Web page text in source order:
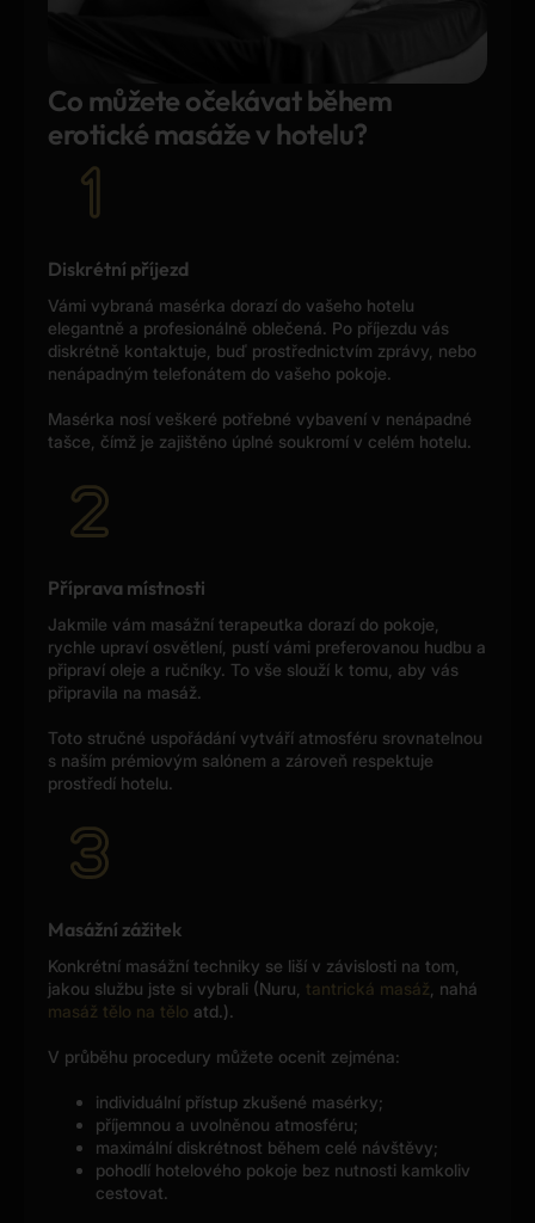
her to let her hair down, she
smiled… and then boom—she
released her beautiful hair. At that
Sonya genuinely takes care of you
and makes the experience feel
personal. I had to contact the salon
a few times to fit into her schedule,
but the entire staff and operator
responsive throughout.
fake bad reviews to harm each
other. Based on my experience, this
service was professional,
enjoyable, and worth it. Thank you
Co můžete očekávat během
erotické masáže v hotelu?
Diskrétní příjezd
Vámi vybraná masérka dorazí do vašeho hotelu
elegantně a profesionálně oblečená. Po příjezdu vás
diskrétně kontaktuje, buď prostřednictvím zprávy, nebo
nenápadným telefonátem do vašeho pokoje.
Masérka nosí veškeré potřebné vybavení v nenápadné
tašce, čímž je zajištěno úplné soukromí v celém hotelu.
Příprava místnosti
Jakmile vám masážní terapeutka dorazí do pokoje,
rychle upraví osvětlení, pustí vámi preferovanou hudbu a
připraví oleje a ručníky. To vše slouží k tomu, aby vás
připravila na masáž.
Toto stručné uspořádání vytváří atmosféru srovnatelnou
s naším prémiovým salónem a zároveň respektuje
prostředí hotelu.
Masážní zážitek
Konkrétní masážní techniky se liší v závislosti na tom,
jakou službu jste si vybrali (Nuru, tantrická masáž , nahá
masáž tělo na tělo atd.).
V průběhu procedury můžete ocenit zejména:
individuální přístup zkušené masérky;
příjemnou a uvolněnou atmosféru;
maximální diskrétnost během celé návštěvy;
pohodlí hotelového pokoje bez nutnosti kamkoliv
cestovat.